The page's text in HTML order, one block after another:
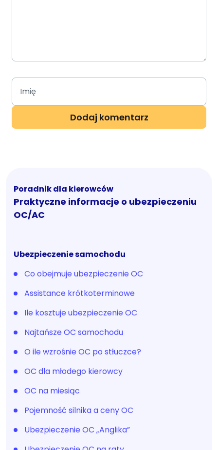
Poradnik dla kierowców
Praktyczne informacje o ubezpieczeniu
OC/AC
Ubezpieczenie samochodu
Co obejmuje ubezpieczenie OC
Assistance krótkoterminowe
Ile kosztuje ubezpieczenie OC
Najtańsze OC samochodu
O ile wzrośnie OC po stłuczce?
OC dla młodego kierowcy
OC na miesiąc
Pojemność silnika a ceny OC
Ubezpieczenie OC „Anglika”